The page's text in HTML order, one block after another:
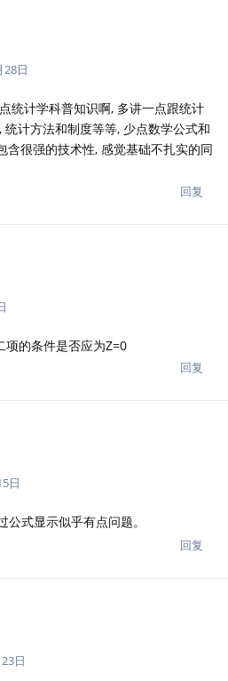
28日
统计学科普知识啊, 多讲一点跟统计
计方法和制度等等, 少点数学公式和
含很强的技术性, 感觉基础不扎实的同
回复
项的条件是否应为Z=0
回复
日
公式显示似乎有点问题。
回复
日